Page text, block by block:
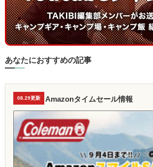
あなたにおすすめの記事
08.29更新 Amazonタイムセール情報